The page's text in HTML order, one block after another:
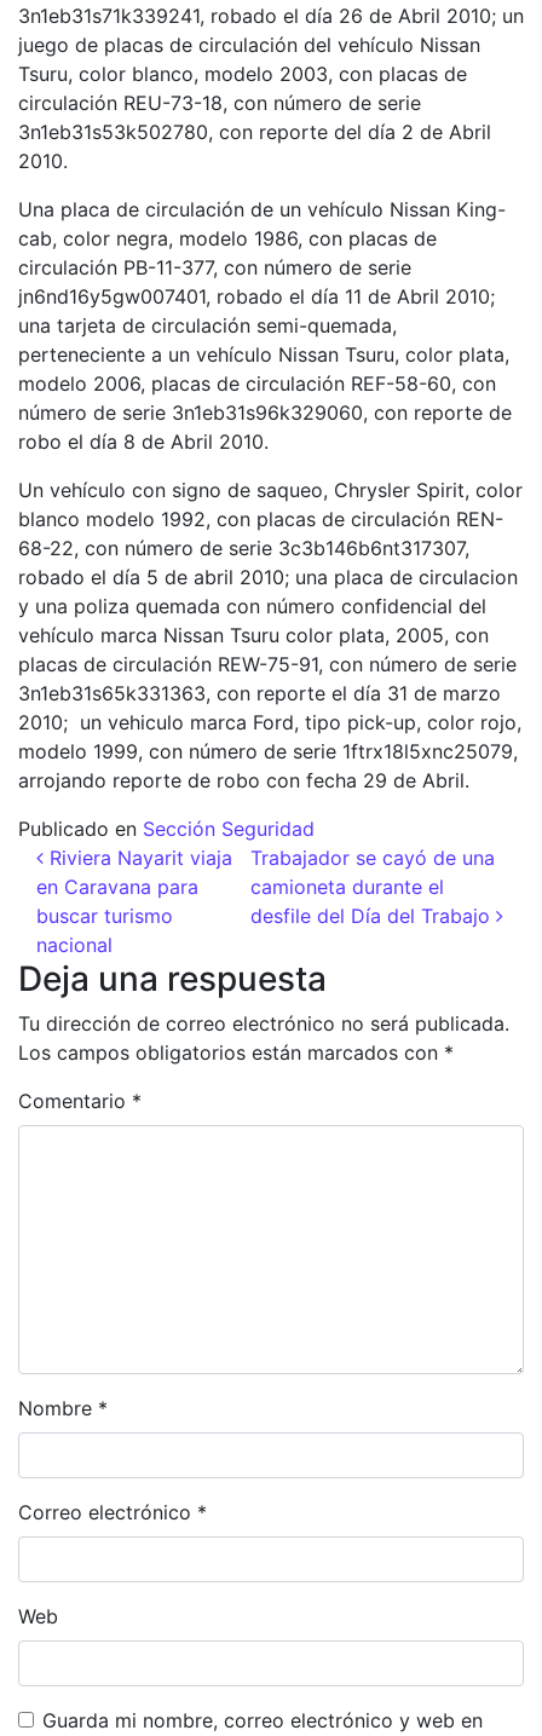
3n1eb31s71k339241, robado el día 26 de Abril 2010; un
juego de placas de circulación del vehículo Nissan
Tsuru, color blanco, modelo 2003, con placas de
circulación REU-73-18, con número de serie
3n1eb31s53k502780, con reporte del día 2 de Abril
2010.
Una placa de circulación de un vehículo Nissan King-
cab, color negra, modelo 1986, con placas de
circulación PB-11-377, con número de serie
jn6nd16y5gw007401, robado el día 11 de Abril 2010;
una tarjeta de circulación semi-quemada,
perteneciente a un vehículo Nissan Tsuru, color plata,
modelo 2006, placas de circulación REF-58-60, con
número de serie 3n1eb31s96k329060, con reporte de
robo el día 8 de Abril 2010.
Un vehículo con signo de saqueo, Chrysler Spirit, color
blanco modelo 1992, con placas de circulación REN-
68-22, con número de serie 3c3b146b6nt317307,
robado el día 5 de abril 2010; una placa de circulacion
y una poliza quemada con número confidencial del
vehículo marca Nissan Tsuru color plata, 2005, con
placas de circulación REW-75-91, con número de serie
3n1eb31s65k331363, con reporte el día 31 de marzo
2010; un vehiculo marca Ford, tipo pick-up, color rojo,
modelo 1999, con número de serie 1ftrx18l5xnc25079,
arrojando reporte de robo con fecha 29 de Abril.
Publicado en Sección Seguridad
Navegación de entradas
Riviera Nayarit viaja
en Caravana para
buscar turismo
nacional
Trabajador se cayó de una
camioneta durante el
desfile del Día del Trabajo
Deja una respuesta
Tu dirección de correo electrónico no será publicada.
Los campos obligatorios están marcados con *
Comentario *
Nombre *
Correo electrónico *
Web
Guarda mi nombre, correo electrónico y web en